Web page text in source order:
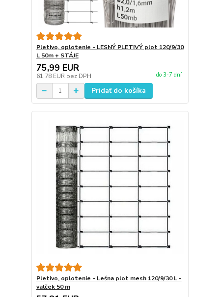
Pletivo, oplotenie - LESNÝ PLETIVÝ plot 120/9/30
L 50m + STÁJE
75,99 EUR
61,78 EUR bez DPH do 3-7 dní
Pridať do košíka
Pletivo, oplotenie - Leśna plot mesh 120/9/30 L -
valček 50 m